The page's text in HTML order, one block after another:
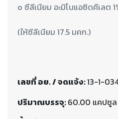
o ซีลีเนียม อะมิโนแอซิดคีเลต
(ให้ซีลีเนียม 17.5 มคก.)
เลขที่ อย. / จดแจ้ง:13-1-
ปริมาณบรรจุ:60.00 แคปซูล